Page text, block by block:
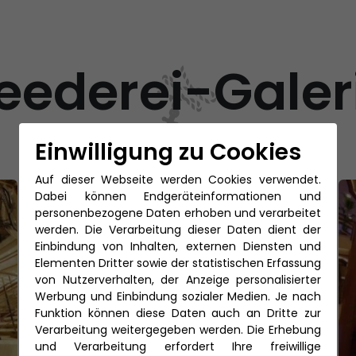
Einwilligung zu Cookies
Auf dieser Webseite werden Cookies verwendet.
Dabei können Endgeräteinformationen und
personenbezogene Daten erhoben und verarbeitet
werden. Die Verarbeitung dieser Daten dient der
Einbindung von Inhalten, externen Diensten und
Elementen Dritter sowie der statistischen Erfassung
von Nutzerverhalten, der Anzeige personalisierter
Werbung und Einbindung sozialer Medien. Je nach
Funktion können diese Daten auch an Dritte zur
Verarbeitung weitergegeben werden. Die Erhebung
und Verarbeitung erfordert Ihre freiwillige